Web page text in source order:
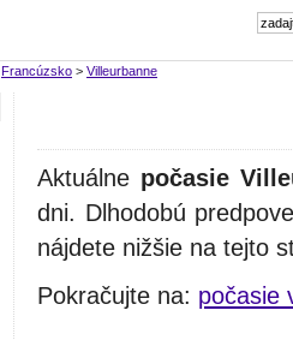
Francúzsko > Villeurbanne
Aktuálne počasie
dni. Dlhodobú
nájdete nižšie na tejto
Pokračujte na: počasie